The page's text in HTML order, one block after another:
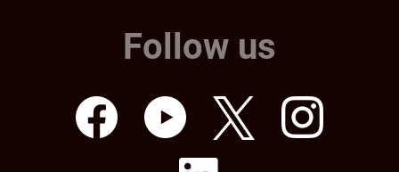
Follow us